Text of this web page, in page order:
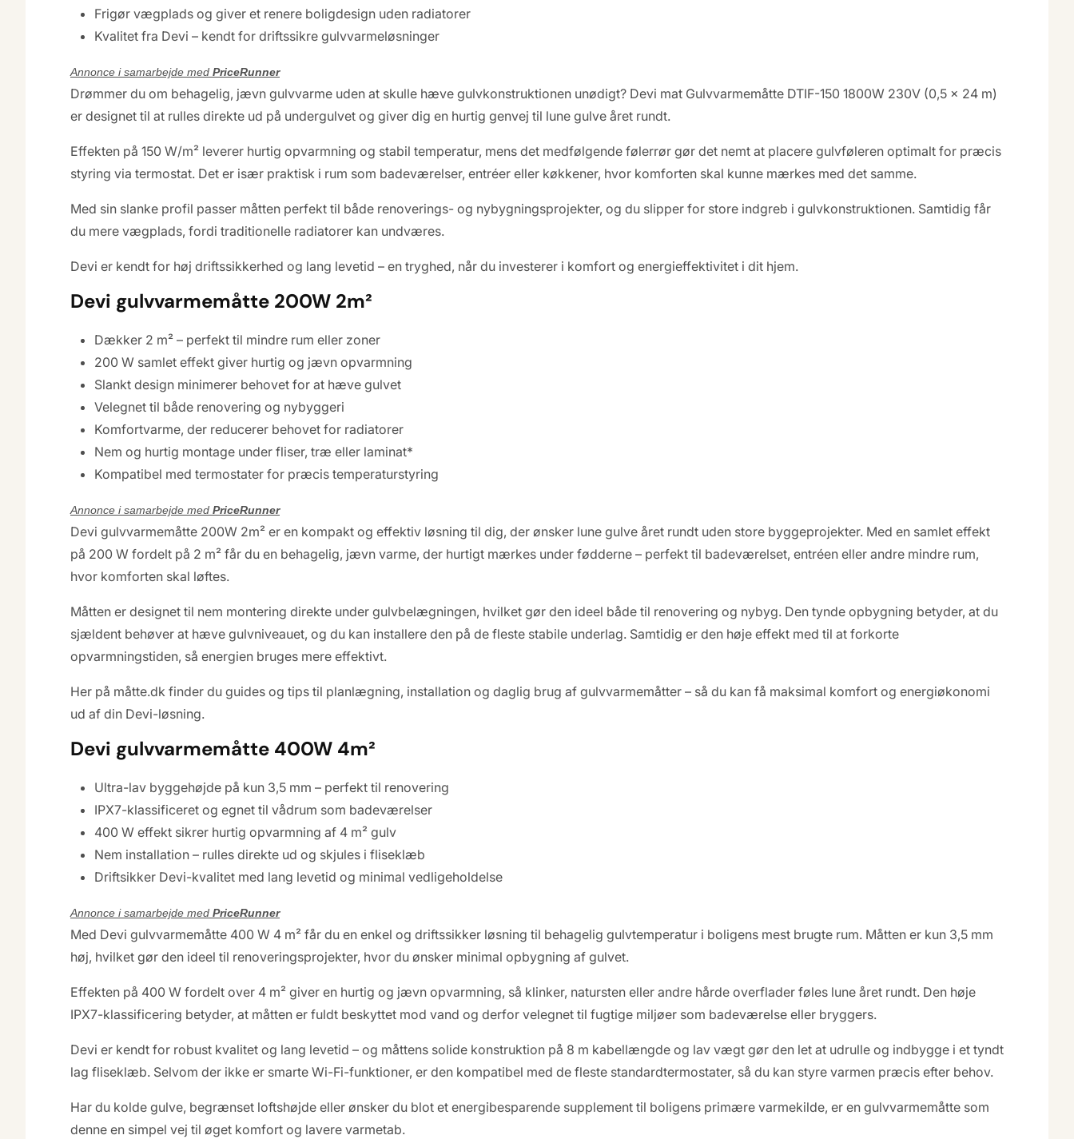
Frigør vægplads og giver et renere boligdesign uden radiatorer
Kvalitet fra Devi – kendt for driftssikre gulvvarmeløsninger
Annonce i samarbejde med PriceRunner
Drømmer du om behagelig, jævn gulvvarme uden at skulle hæve gulvkonstruktionen unødigt? Devi mat Gulvvarmemåtte DTIF-150 1800W 230V (0,5 x 24 m)
er designet til at rulles direkte ud på undergulvet og giver dig en hurtig genvej til lune gulve året rundt.
Effekten på 150 W/m² leverer hurtig opvarmning og stabil temperatur, mens det medfølgende følerrør gør det nemt at placere gulvføleren optimalt for præcis
styring via termostat. Det er især praktisk i rum som badeværelser, entréer eller køkkener, hvor komforten skal kunne mærkes med det samme.
Med sin slanke profil passer måtten perfekt til både renoverings- og nybygningsprojekter, og du slipper for store indgreb i gulvkonstruktionen. Samtidig får
du mere vægplads, fordi traditionelle radiatorer kan undværes.
Devi er kendt for høj driftssikkerhed og lang levetid – en tryghed, når du investerer i komfort og energieffektivitet i dit hjem.
Devi gulvvarmemåtte 200W 2m²
Dækker 2 m² – perfekt til mindre rum eller zoner
200 W samlet effekt giver hurtig og jævn opvarmning
Slankt design minimerer behovet for at hæve gulvet
Velegnet til både renovering og nybyggeri
Komfortvarme, der reducerer behovet for radiatorer
Nem og hurtig montage under fliser, træ eller laminat*
Kompatibel med termostater for præcis temperaturstyring
Annonce i samarbejde med PriceRunner
Devi gulvvarmemåtte 200W 2m² er en kompakt og effektiv løsning til dig, der ønsker lune gulve året rundt uden store byggeprojekter. Med en samlet effekt
på 200 W fordelt på 2 m² får du en behagelig, jævn varme, der hurtigt mærkes under fødderne – perfekt til badeværelset, entréen eller andre mindre rum,
hvor komforten skal løftes.
Måtten er designet til nem montering direkte under gulvbelægningen, hvilket gør den ideel både til renovering og nybyg. Den tynde opbygning betyder, at du
sjældent behøver at hæve gulvniveauet, og du kan installere den på de fleste stabile underlag. Samtidig er den høje effekt med til at forkorte
opvarmningstiden, så energien bruges mere effektivt.
Her på måtte.dk finder du guides og tips til planlægning, installation og daglig brug af gulvvarmemåtter – så du kan få maksimal komfort og energiøkonomi
ud af din Devi-løsning.
Devi gulvvarmemåtte 400W 4m²
Ultra-lav byggehøjde på kun 3,5 mm – perfekt til renovering
IPX7-klassificeret og egnet til vådrum som badeværelser
400 W effekt sikrer hurtig opvarmning af 4 m² gulv
Nem installation – rulles direkte ud og skjules i fliseklæb
Driftsikker Devi-kvalitet med lang levetid og minimal vedligeholdelse
Annonce i samarbejde med PriceRunner
Med Devi gulvvarmemåtte 400 W 4 m² får du en enkel og driftssikker løsning til behagelig gulvtemperatur i boligens mest brugte rum. Måtten er kun 3,5 mm
høj, hvilket gør den ideel til renoveringsprojekter, hvor du ønsker minimal opbygning af gulvet.
Effekten på 400 W fordelt over 4 m² giver en hurtig og jævn opvarmning, så klinker, natursten eller andre hårde overflader føles lune året rundt. Den høje
IPX7-klassificering betyder, at måtten er fuldt beskyttet mod vand og derfor velegnet til fugtige miljøer som badeværelse eller bryggers.
Devi er kendt for robust kvalitet og lang levetid – og måttens solide konstruktion på 8 m kabellængde og lav vægt gør den let at udrulle og indbygge i et tyndt
lag fliseklæb. Selvom der ikke er smarte Wi-Fi-funktioner, er den kompatibel med de fleste standardtermostater, så du kan styre varmen præcis efter behov.
Har du kolde gulve, begrænset loftshøjde eller ønsker du blot et energibesparende supplement til boligens primære varmekilde, er en gulvvarmemåtte som
denne en simpel vej til øget komfort og lavere varmetab.